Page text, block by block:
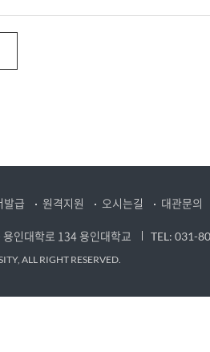
발급 원격지원 오시는길 대관문의
인대학로 134 용인대학교 TEL: 031-
ALL RIGHT RESERVED.